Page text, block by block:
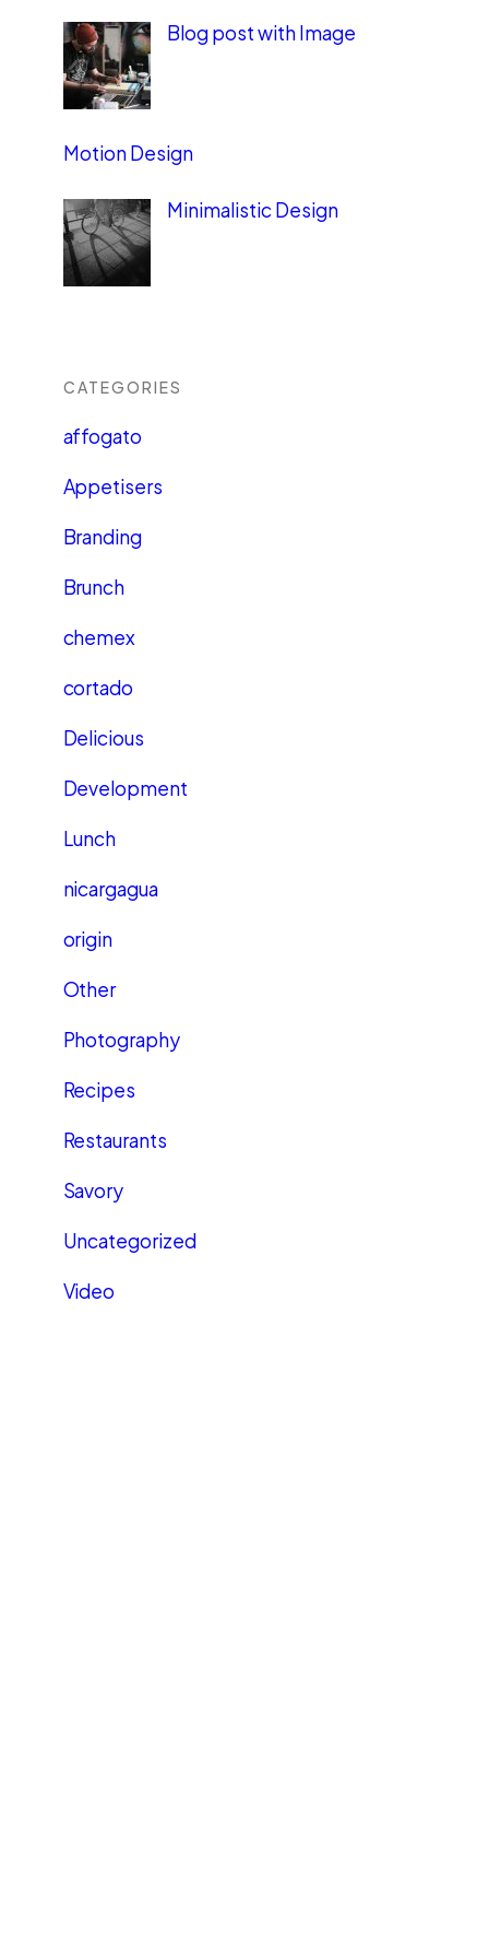
Blog post with Image
Motion Design
Minimalistic Design
CATEGORIES
affogato
Appetisers
Branding
Brunch
chemex
cortado
Delicious
Development
Lunch
nicargagua
origin
Other
Photography
Recipes
Restaurants
Savory
Uncategorized
Video